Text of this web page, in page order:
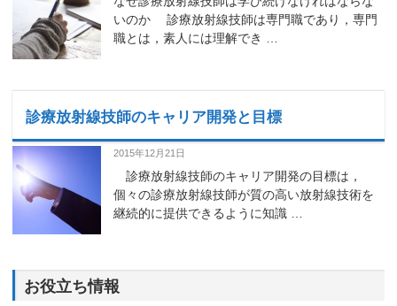
いのか 診療放射線技師は専門職であり，専門
職とは，素人には理解でき …
診療放射線技師のキャリア開発と目標
2015年12月21日
診療放射線技師のキャリア開発の目標は，
個々の診療放射線技師が質の高い放射線技術を
継続的に提供できるように知識 …
お役立ち情報